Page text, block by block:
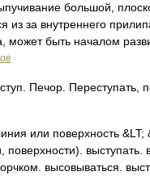
большой,
из за внутреннего
может быть началом
Печор. Переступать,
или поверхность &LT;
выступать.
высовываться.